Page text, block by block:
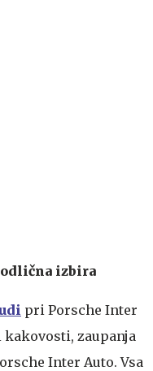
izbira
pri Porsche Inter
kakovosti, zaupanja
Inter Auto. Vsa